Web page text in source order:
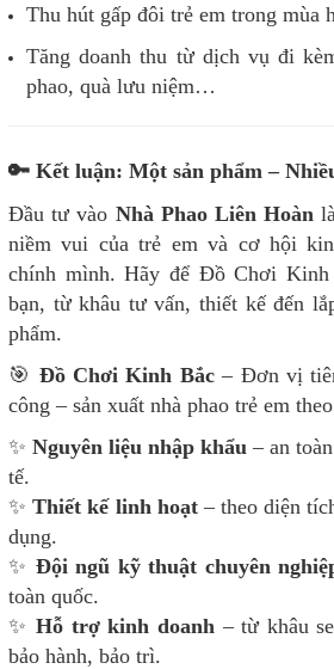
Thu hút gấp đôi trẻ em trong mùa
Tăng doanh thu từ dịch vụ đi
phao, quà lưu niệm…
🔑 Kết luận: Một sản phẩm –
Đầu tư vào Nhà Phao Liên Hoàn
niềm vui của trẻ em và cơ hội
chính mình. Hãy để Đồ Chơi Kinh
bạn, từ khâu tư vấn, thiết kế đến
phẩm.
🎯 Đồ Chơi Kinh Bắc– Đơn vị
công – sản xuất nhà phao trẻ em
✨ Nguyên liệu nhập khẩu – an
tế.
✨Thiết kế linh hoạt– theo diện
dụng.
✨ Đội ngũ kỹ thuật chuyên
toàn quốc.
✨Hỗ trợ kinh doanh – từ khâu
bảo hành, bảo trì.